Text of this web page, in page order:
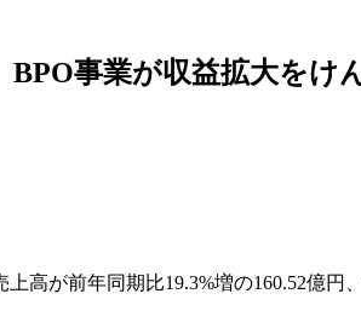
事業が収益拡大をけ
高が前年同期比19.3%増の160.52億円